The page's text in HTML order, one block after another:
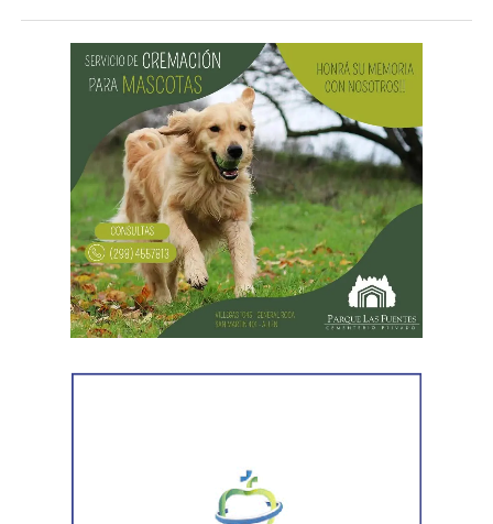
(APLA), Pablo Biró.
«El espíritu de esta reforma es beneficiar sólo a los
empresarios y aumentar sus márgenes de rentabilidad a
partir de una mayor explotación. Jornadas más extensas
y salarios más bajos», dijo el secretario general de ATE,
Rodolfo Aguiar, al iniciar la exposición por parte del
FreSU, que solicitó la audiencia junto con el Centro de
Estudios Legales y Sociales (CELS) y el Sindicato de
Prensa de Buenos Aires (SiPreBA). Participaron también
representantes de la Asociación de Abogados
Laboralistas, Mariana Amartino y Matías Cremonte, y el
Trabajo (ANJUT), Juan Orsini.
muerta. Con esta reforma, estamos frente a un régimen de
compraventa de la fuerza de trabajo. En la Argentina,